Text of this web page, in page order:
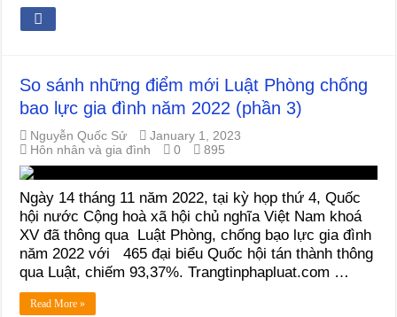
So sánh những điểm mới Luật Phòng chống
bao lực gia đình năm 2022 (phần 3)
Nguyễn Quốc Sử
January 1, 2023
Hôn nhân và gia đình
0 895
Ngày 14 tháng 11 năm 2022, tại kỳ họp thứ 4, Quốc
hội nước Cộng hoà xã hội chủ nghĩa Việt Nam khoá
XV đã thông qua Luật Phòng, chống bạo lực gia đình
năm 2022 với 465 đại biểu Quốc hội tán thành thông
qua Luật, chiếm 93,37%. Trangtinphapluat.com …
Read More »